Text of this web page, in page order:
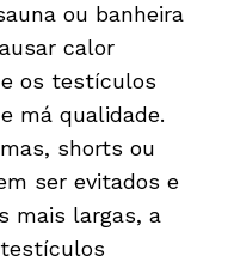
ou banheira
calor
os testículos
má qualidade.
shorts ou
ser evitados e
mais largas, a